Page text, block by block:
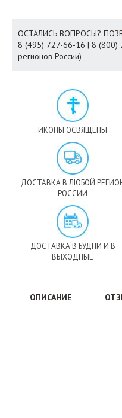
ОСТАЛИСЬ ВОПРОСЫ?
8 (495) 727-66-16 | 8 (800)
регионов России)
ИКОНЫ ОСВЯЩЕНЫ
ДОСТАВКА В ЛЮБОЙ
РОССИИ
ДОСТАВКА В БУДНИ И В
ВЫХОДНЫЕ
ОПИСАНИЕ